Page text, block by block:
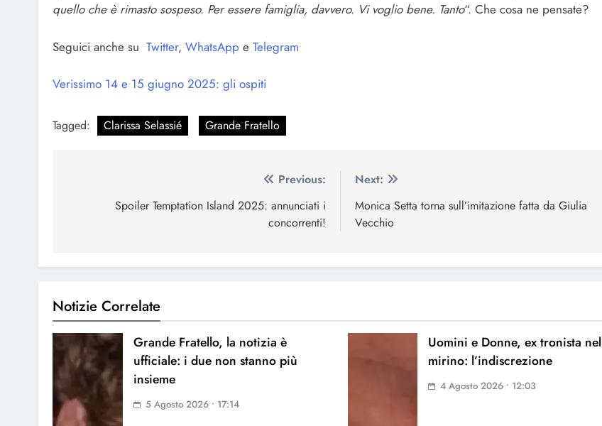
quello che è rimasto sospeso. Per essere famiglia, davvero. Vi voglio bene. Tanto“. Che cosa ne pensate?
Seguici anche su Twitter, WhatsApp e Telegram
Verissimo 14 e 15 giugno 2025: gli ospiti
Tagged: Clarissa Selassié Grande Fratello
articoli
Previous:
Spoiler Temptation Island 2025: annunciati i
concorrenti!
Next:
Monica Setta torna sull’imitazione fatta da Giulia
Vecchio
Notizie Correlate
Grande Fratello, la notizia è
ufficiale: i due non stanno più
insieme
5 Agosto 2026 • 17:14
Uomini e Donne, ex tronista nel
mirino: l’indiscrezione
4 Agosto 2026 • 12:03